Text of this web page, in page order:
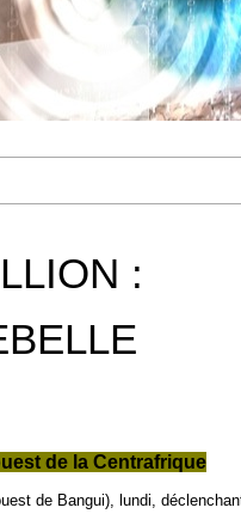
:
de la Centrafrique
de Bangui), lundi,